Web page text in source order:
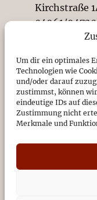
Um dir ein optimales
Technologien wie
und/oder darauf
zustimmst, können
eindeutige IDs auf
Zustimmung nicht
Merkmale und
Kirchstraße
04961/94720
DE89 2665
Sparkasse
Amtsgericht
Impressum
Datenschutz
SUCHEN SIE